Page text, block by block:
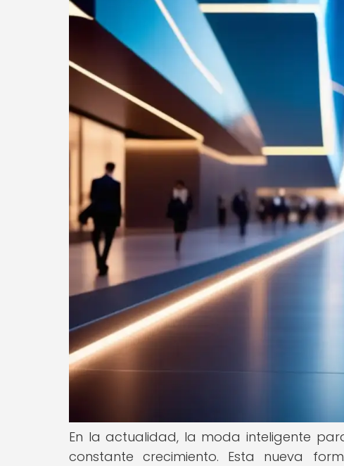
En la actualidad, la moda inteligente
constante crecimiento. Esta nueva